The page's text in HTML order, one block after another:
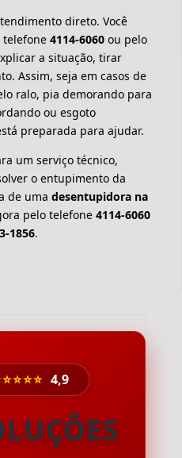
direto. Você
telefone 4114-6060 ou pelo
a situação, tirar
Assim, seja em casos de
ralo, pia demorando para
ou esgoto
preparada para ajudar.
um serviço técnico,
o entupimento da
de uma desentupidora na
pelo telefone 4114-6060
1856.
4,9